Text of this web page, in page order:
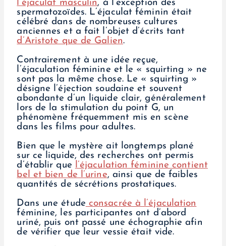
l’éjaculat masculin, à l’exception des
spermatozoïdes. L’éjaculat féminin était
célébré dans de nombreuses cultures
anciennes et a fait l’objet d’écrits tant
d’Aristote que de Galien.
Contrairement à une idée reçue,
l’éjaculation féminine et le « squirting » ne
sont pas la même chose. Le « squirting »
désigne l’éjection soudaine et souvent
abondante d’un liquide clair, généralement
lors de la stimulation du point G, un
phénomène fréquemment mis en scène
dans les films pour adultes.
Bien que le mystère ait longtemps plané
sur ce liquide, des recherches ont permis
d’établir que l’éjaculation féminine contient
bel et bien de l’urine, ainsi que de faibles
quantités de sécrétions prostatiques.
Dans une étude consacrée à l’éjaculation
féminine, les participantes ont d’abord
uriné, puis ont passé une échographie afin
de vérifier que leur vessie était vide.